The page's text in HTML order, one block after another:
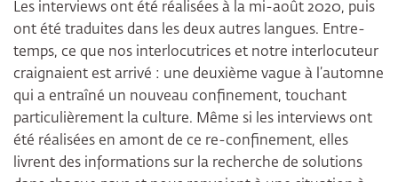
Les interviews ont été réalisées à la mi-août 2020, puis
ont été traduites dans les deux autres langues. Entre-
temps, ce que nos interlocutrices et notre interlocuteur
craignaient est arrivé : une deuxième vague à l’automne
qui a entraîné un nouveau confinement, touchant
particulièrement la culture. Même si les interviews ont
été réalisées en amont de ce re-confinement, elles
livrent des informations sur la recherche de solutions